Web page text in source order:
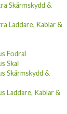
Skärmskydd &
Laddare, Kablar &
Fodral
Skal
Skärmskydd &
Laddare, Kablar &